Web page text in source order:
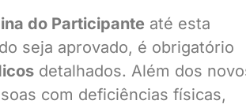
do Participante até esta
seja aprovado, é obrigatório
detalhados. Além dos
com deficiências físicas,